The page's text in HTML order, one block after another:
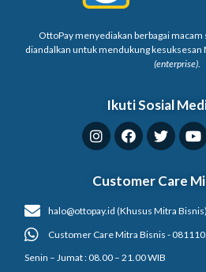
OttoPay menyediakan berbagai macam
diandalkan untuk mendukung
(enterprise).
Ikuti Sosial
Customer Care
halo@ottopay.id (Khusus Mitra Bisnis)
Customer Care Mitra Bisnis -
Senin – Jumat : 08.00 – 21.00 WIB